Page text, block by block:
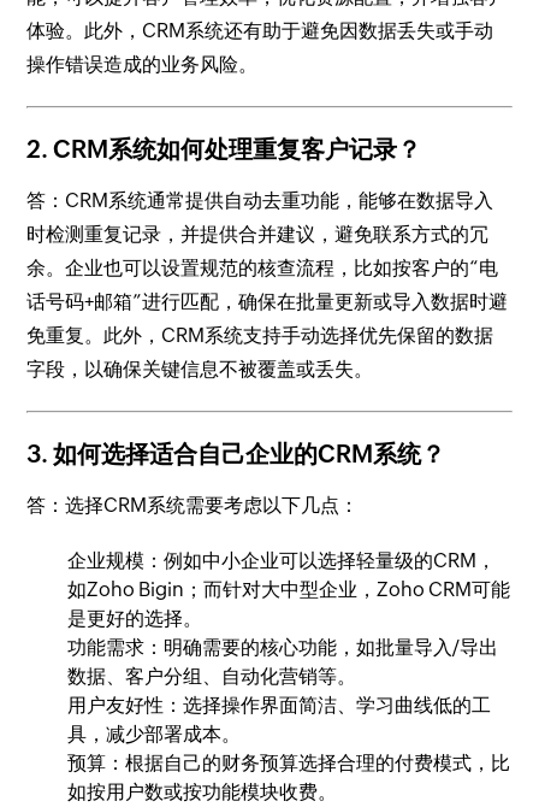
体验。此外，CRM系统还有助于避免因数据丢失或手动
操作错误造成的业务风险。
2. CRM系统如何处理重复客户记录？
答：CRM系统通常提供自动去重功能，能够在数据导入
时检测重复记录，并提供合并建议，避免联系方式的冗
余。企业也可以设置规范的核查流程，比如按客户的“电
话号码+邮箱”进行匹配，确保在批量更新或导入数据时避
免重复。此外，CRM系统支持手动选择优先保留的数据
字段，以确保关键信息不被覆盖或丢失。
3. 如何选择适合自己企业的CRM系统？
答：选择CRM系统需要考虑以下几点：
企业规模：例如中小企业可以选择轻量级的CRM，
如Zoho Bigin；而针对大中型企业，Zoho CRM可能
是更好的选择。
功能需求：明确需要的核心功能，如批量导入/导出
数据、客户分组、自动化营销等。
用户友好性：选择操作界面简洁、学习曲线低的工
具，减少部署成本。
预算：根据自己的财务预算选择合理的付费模式，比
如按用户数或按功能模块收费。